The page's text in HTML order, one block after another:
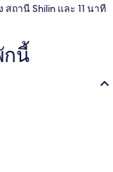
ถานี Shilin และ 11 นาที
กนี้